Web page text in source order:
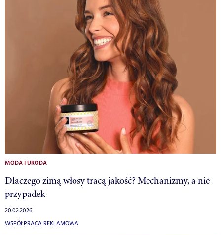
MODA I URODA
Dlaczego zimą włosy tracą jakość? Mechanizmy, a nie
przypadek
20.02.2026
WSPÓŁPRACA REKLAMOWA